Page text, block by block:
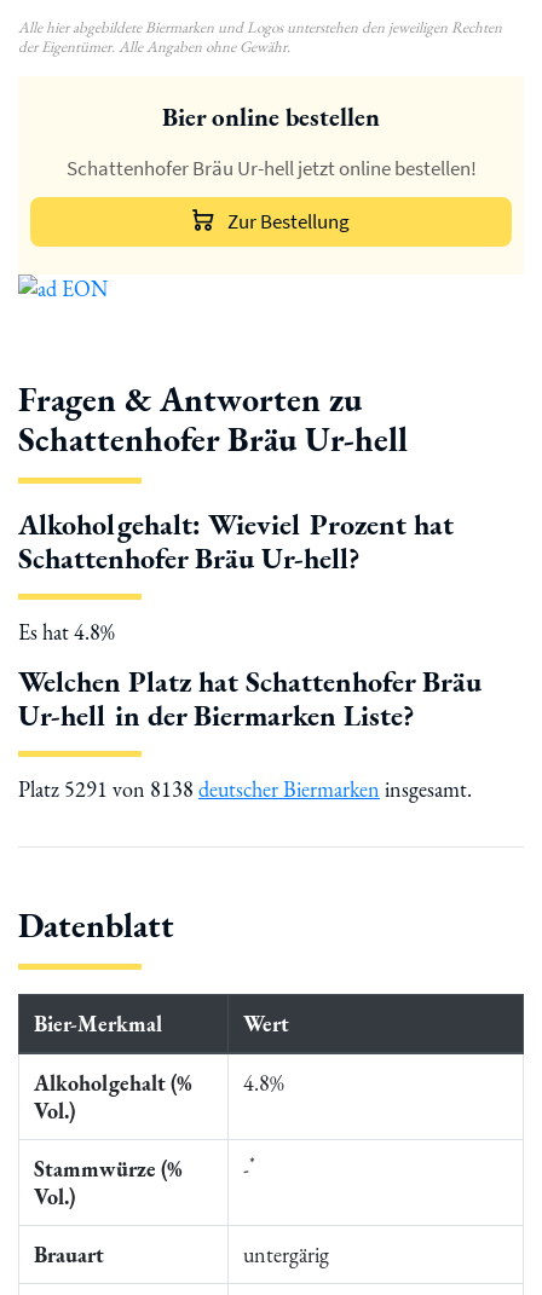
Alle hier abgebildete Biermarken und Logos unterstehen den jeweiligen Rechten
der Eigentümer. Alle Angaben ohne Gewähr.
Bier online bestellen
Schattenhofer Bräu Ur-hell jetzt online bestellen!
Zur Bestellung
Fragen & Antworten zu
Schattenhofer Bräu Ur-hell
Alkoholgehalt: Wieviel Prozent hat
Schattenhofer Bräu Ur-hell?
Es hat 4.8%
Welchen Platz hat Schattenhofer Bräu
Ur-hell in der Biermarken Liste?
Platz 5291 von 8138 deutscher Biermarken insgesamt.
Datenblatt
Bier-Merkmal Wert
Alkoholgehalt (%
Vol.)
4.8%
Stammwürze (%
Vol.)
-*
Brauart untergärig